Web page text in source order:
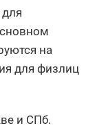
на
для физлиц
и СПб.